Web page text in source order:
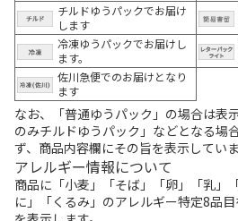
チルドゆうパックでお届け
します
冷凍ゆうパックでお届けし
ます。
佐川急便でのお届けとなり
ます
なお、「普通ゆうパック」の場合は表
のみチルドゆうパック」などとなる場
ず、商品内容欄にその旨を表示していま
アレルギー情報について
商品に「小麦」「そば」「卵」「乳」
に」「くるみ」のアレルギー特定8品